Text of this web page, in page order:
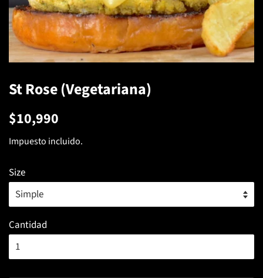
St Rose (Vegetariana)
Precio
$10,990
venta
Impuesto incluido.
Size
Cantidad